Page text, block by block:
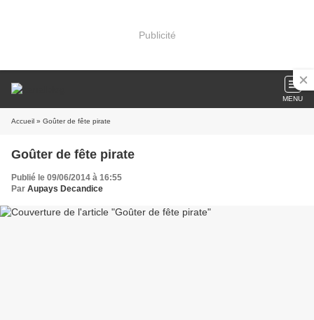
Publicité
MENU
Accueil » Goûter de fête pirate
Goûter de fête pirate
Publié le 09/06/2014 à 16:55
Par Aupays Decandice